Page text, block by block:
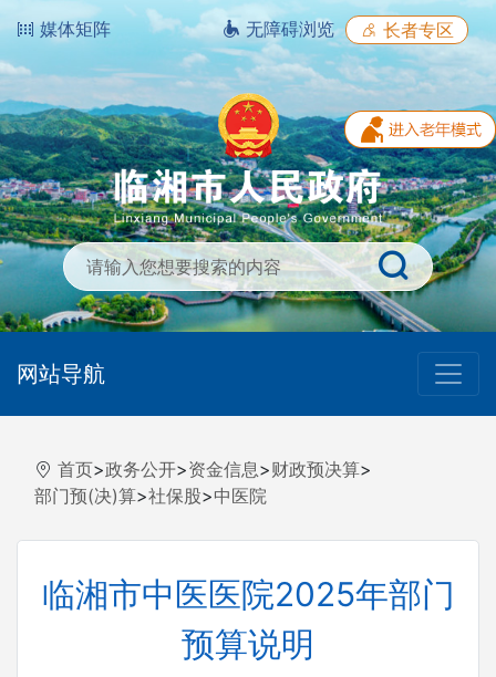
媒体矩阵 无障碍浏览 长者专区
网站导航
首页>政务公开>资金信息>财政预决算>
部门预(决)算>社保股>中医院
临湘市中医医院2025年部门
预算说明